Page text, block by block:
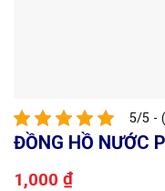
5/5 -
ĐỒNG HỒ NƯỚC
1,000 ₫